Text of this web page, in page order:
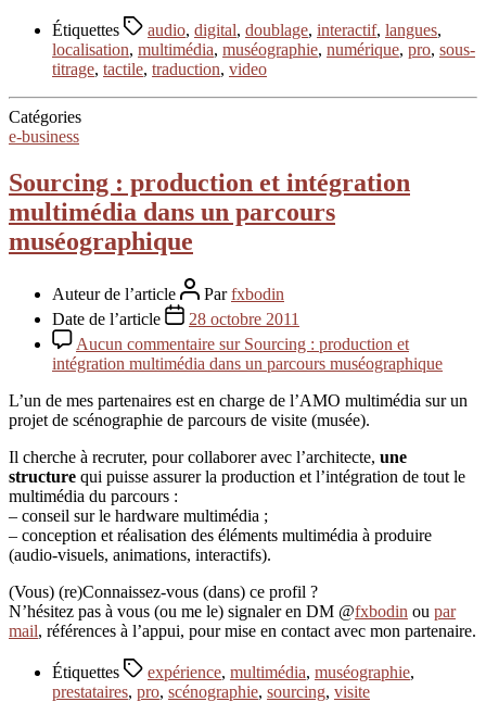
Étiquettes audio, digital, doublage, interactif, langues,
localisation, multimédia, muséographie, numérique, pro, sous-
titrage, tactile, traduction, video
Catégories
e-business
Sourcing : production et intégration
multimédia dans un parcours
muséographique
Auteur de l’article Parfxbodin
Date de l’article
28 octobre 2011
Aucun commentaire sur Sourcing : production et
intégration multimédia dans un parcours muséographique
L’un de mes partenaires est en charge de l’AMO multimédia sur un
projet de scénographie de parcours de visite (musée).
Il cherche à recruter, pour collaborer avec l’architecte, une
structure qui puisse assurer la production et l’intégration de tout le
multimédia du parcours :
– conseil sur le hardware multimédia ;
– conception et réalisation des éléments multimédia à produire
(audio-visuels, animations, interactifs).
(Vous) (re)Connaissez-vous (dans) ce profil ?
N’hésitez pas à vous (ou me le) signaler en DM @fxbodin ou par
mail, références à l’appui, pour mise en contact avec mon partenaire.
Étiquettes expérience, multimédia, muséographie,
prestataires, pro, scénographie, sourcing, visite